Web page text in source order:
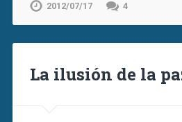
2012/07/17 4
La ilusión de la